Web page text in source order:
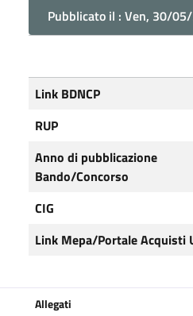
Pubblicato il : Ven, 30/
Link BDNCP
RUP
Anno di pubblicazione
Bando/Concorso
CIG
Link Mepa/Portale Acquisti
Allegati